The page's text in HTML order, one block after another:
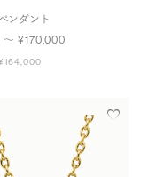
ンダント
¥170,000